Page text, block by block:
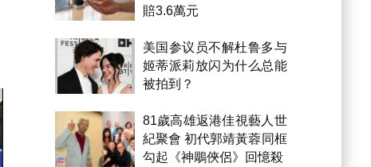
賠3.6萬元
美国参议员不解杜鲁多与
姬蒂派莉放闪为什么总能
被拍到？
81歲高雄返港佳視藝人世
紀聚會 初代郭靖黃蓉同框
勾起《神鵰俠侶》回憶殺